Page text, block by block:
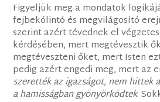
Figyeljük meg a mondatok
fejbekólintó és megvilágosító
szerint azért tévednek el
kérdésében, mert megtévesztik
megtéveszteni őket, mert Isten
pedig azért engedi meg, mert az
szerették az igazságot, nem hittek
a hamisságban gyönyörködtek.